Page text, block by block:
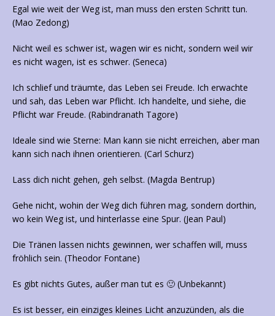
Egal wie weit der Weg ist, man muss den ersten Schritt tun.
(Mao Zedong)
Nicht weil es schwer ist, wagen wir es nicht, sondern weil wir
es nicht wagen, ist es schwer. (Seneca)
Ich schlief und träumte, das Leben sei Freude. Ich erwachte
und sah, das Leben war Pflicht. Ich handelte, und siehe, die
Pflicht war Freude. (Rabindranath Tagore)
Ideale sind wie Sterne: Man kann sie nicht erreichen, aber man
kann sich nach ihnen orientieren. (Carl Schurz)
Lass dich nicht gehen, geh selbst. (Magda Bentrup)
Gehe nicht, wohin der Weg dich führen mag, sondern dorthin,
wo kein Weg ist, und hinterlasse eine Spur. (Jean Paul)
Die Tränen lassen nichts gewinnen, wer schaffen will, muss
fröhlich sein. (Theodor Fontane)
Es gibt nichts Gutes, außer man tut es 🙂 (Unbekannt)
Es ist besser, ein einziges kleines Licht anzuzünden, als die